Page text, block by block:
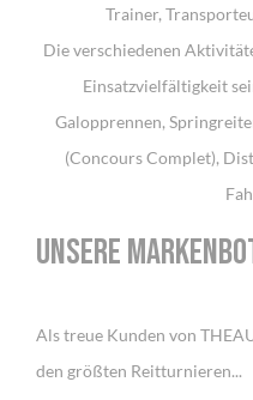
Trainer,
Die verschiedenen
Einsatzvielfältigkeit
Galopprennen,
(Concours Complet),
UNSERE
Als treue Kunden von
den größten Reitturnieren...